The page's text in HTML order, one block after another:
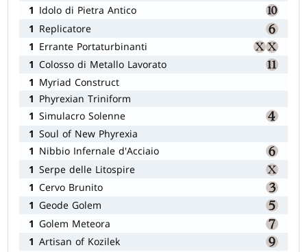
1 Idolo di Pietra Antico
1 Replicatore
1 Errante Portaturbinanti
1 Colosso di Metallo Lavorato
1 Myriad Construct
1 Phyrexian Triniform
1 Simulacro Solenne
1 Soul of New Phyrexia
1 Nibbio Infernale d'Acciaio
1 Serpe delle Litospire
1 Cervo Brunito
1 Geode Golem
1 Golem Meteora
1 Artisan of Kozilek